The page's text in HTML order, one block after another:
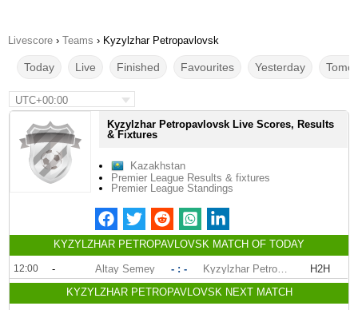
Livescore › Teams › Kyzylzhar Petropavlovsk
Today Live Finished Favourites Yesterday
UTC+00:00
Kyzylzhar Petropavlovsk Live Scores, Results
& Fixtures
Kazakhstan
Premier League Results & fixtures
Premier League Standings
KYZYLZHAR PETROPAVLOVSK MATCH OF TODAY
12:00 - Altay Semey - : - Kyzylzhar Petropavlovsk
H2H
KYZYLZHAR PETROPAVLOVSK NEXT MATCH